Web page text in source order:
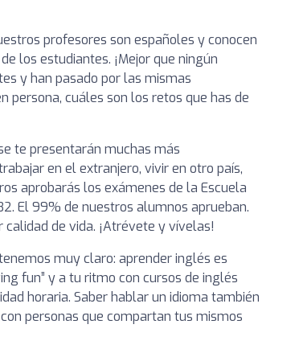
profesores son españoles y conocen
los estudiantes. ¡Mejor que ningún
y han pasado por las mismas
persona, cuáles son los retos que has de
te presentarán muchas más
en el extranjero, vivir en otro país,
aprobarás los exámenes de la Escuela
El 99% de nuestros alumnos aprueban.
de vida. ¡Atrévete y vívelas!
muy claro: aprender inglés es
fun” y a tu ritmo con cursos de inglés
horaria. Saber hablar un idioma también
personas que compartan tus mismos